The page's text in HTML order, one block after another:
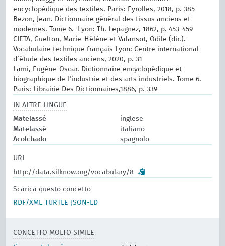
encyclopédique des textiles. Paris: Eyrolles, 2018, p. 385
Bezon, Jean. Dictionnaire général des tissus anciens et
modernes.‎ Tome 6. ‎ Lyon: Th. Lepagnez, 1862, p. 453-459
CIETA, Guelton, Marie-Hélène et Valansot, Odile (dir.).
Vocabulaire technique français Lyon: Centre international
d’étude des textiles anciens, 2020, p. 31
Lami, Eugène-Oscar. Dictionnaire encyclopédique et
biographique de l'industrie et des arts industriels. Tome 6.
Paris: Librairie Des Dictionnaires,1886, p. 339
IN ALTRE LINGUE
Matelassé
inglese
Matelassé
italiano
Acolchado
spagnolo
URI
http://data.silknow.org/vocabulary/8
Scarica questo concetto
RDF/XML
TURTLE JSON-LD
CONCETTO MOLTO SIMILE